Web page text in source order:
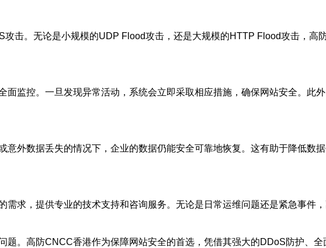
击。无论是小规模的UDP Flood攻击，还是大规模的HTTP Flood攻击，高
监控。一旦发现异常活动，系统会立即采取相应措施，确保网站安全。此
外数据丢失的情况下，企业的数据仍能安全可靠地恢复。这有助于降低数
求，提供专业的技术支持和咨询服务。无论是日常运维问题还是紧急事件
。高防CNCC香港作为保障网站安全的首选，凭借其强大的DDoS防护、